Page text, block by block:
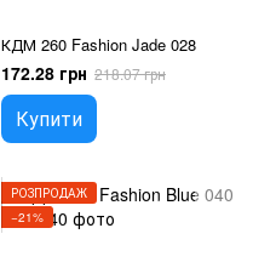
КДМ 260 Fashion Jade 028
172.28 грн 218.07 грн
Купити
РОЗПРОДАЖ
−21%